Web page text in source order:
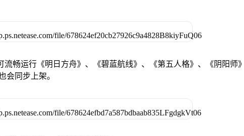
流畅运行《明日方舟》、《碧蓝航线》、《第五人格》、《阴阳师》
会同步上架。